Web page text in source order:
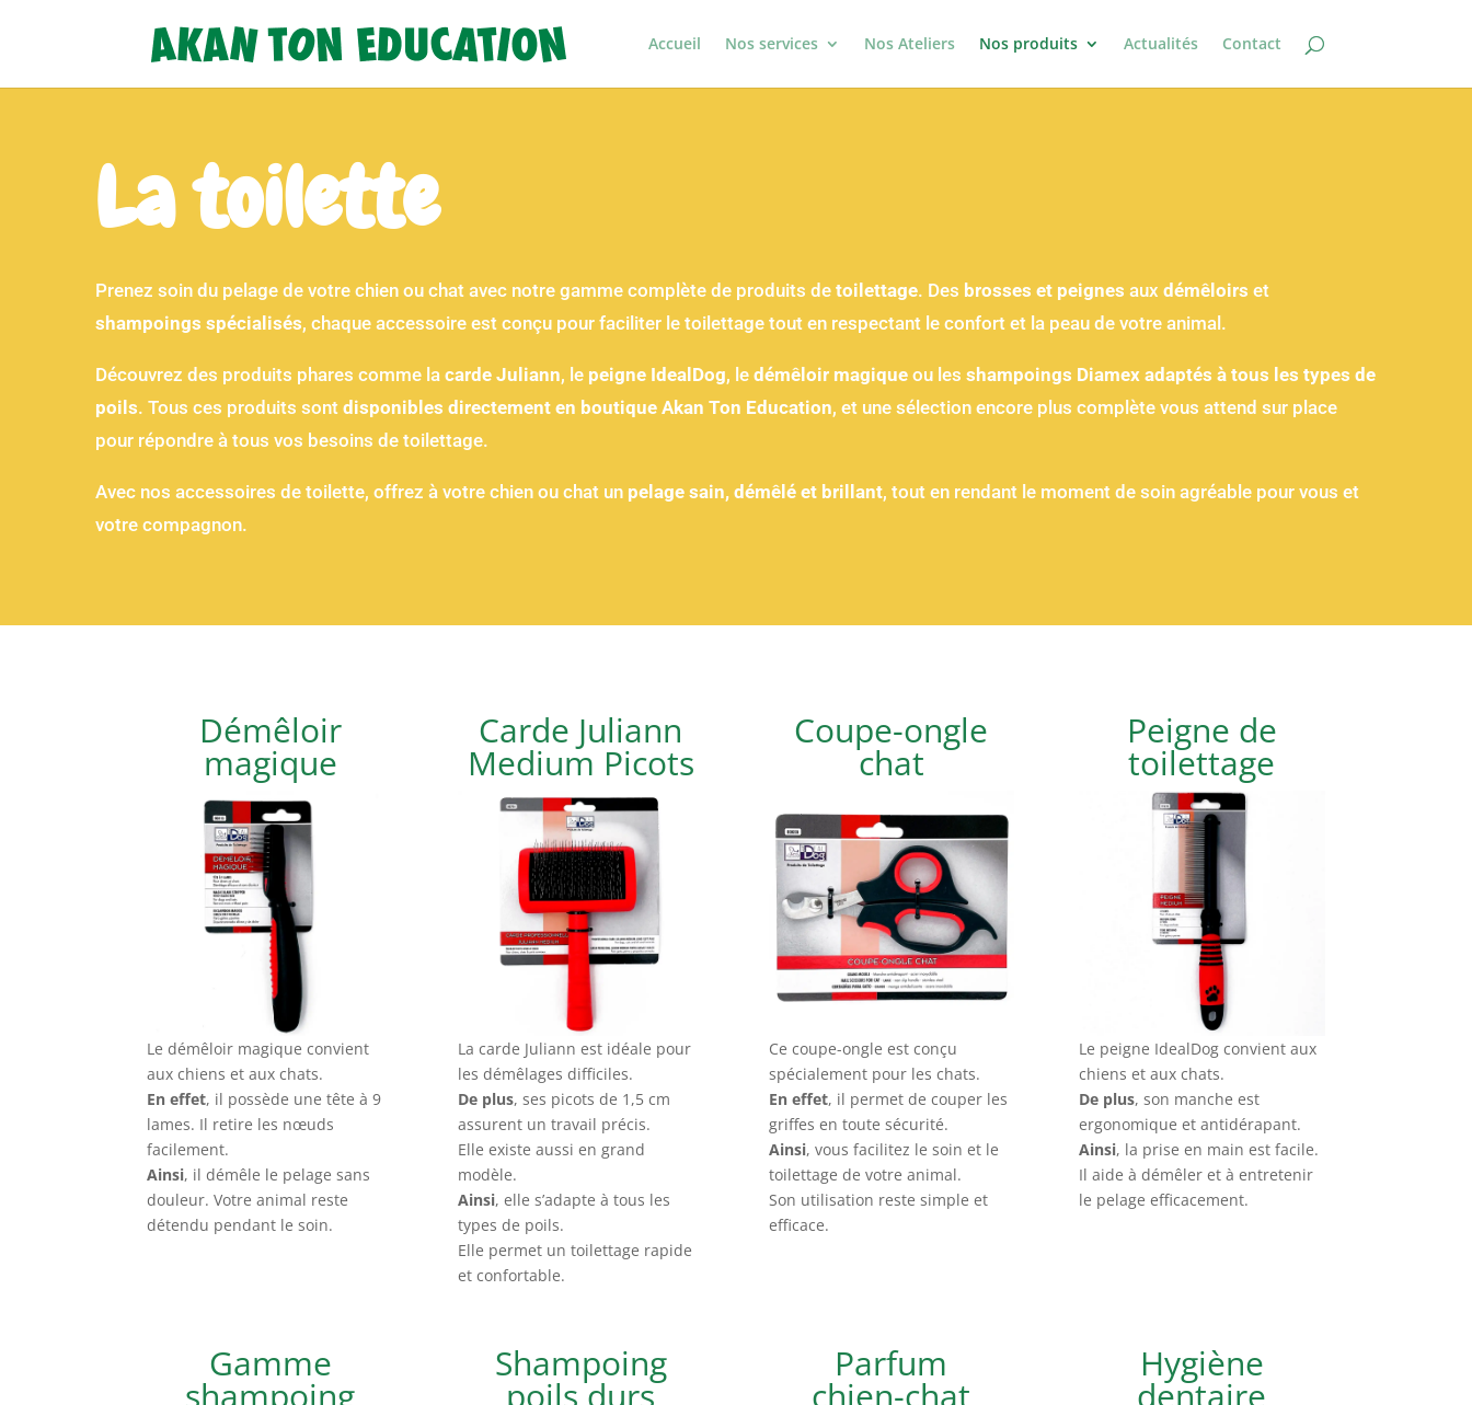
Accueil Nos services Nos Ateliers Nos produits Actualités Contact
La toilette
Prenez soin du pelage de votre chien ou chat avec notre gamme complète de produits de toilettage. Des brosses et peignes aux démêloirs et
shampoings spécialisés, chaque accessoire est conçu pour faciliter le toilettage tout en respectant le confort et la peau de votre animal.
Découvrez des produits phares comme la carde Juliann, le peigne IdealDog, le démêloir magique ou les shampoings Diamex adaptés à tous les types de
poils. Tous ces produits sont disponibles directement en boutique Akan Ton Education, et une sélection encore plus complète vous attend sur place
pour répondre à tous vos besoins de toilettage.
Avec nos accessoires de toilette, offrez à votre chien ou chat un pelage sain, démêlé et brillant, tout en rendant le moment de soin agréable pour vous et
votre compagnon.
Démêloir
magique
Le démêloir magique convient
aux chiens et aux chats.
En effet, il possède une tête à 9
lames. Il retire les nœuds
facilement.
Ainsi, il démêle le pelage sans
douleur. Votre animal reste
détendu pendant le soin.
Carde Juliann
Medium Picots
La carde Juliann est idéale pour
les démêlages difficiles.
De plus, ses picots de 1,5 cm
assurent un travail précis.
Elle existe aussi en grand
modèle.
Ainsi, elle s’adapte à tous les
types de poils.
Elle permet un toilettage rapide
et confortable.
Coupe-ongle
chat
Ce coupe-ongle est conçu
spécialement pour les chats.
En effet, il permet de couper les
griffes en toute sécurité.
Ainsi, vous facilitez le soin et le
toilettage de votre animal.
Son utilisation reste simple et
efficace.
Peigne de
toilettage
Le peigne IdealDog convient aux
chiens et aux chats.
De plus, son manche est
ergonomique et antidérapant.
Ainsi, la prise en main est facile.
Il aide à démêler et à entretenir
le pelage efficacement.
Gamme
shampoing
Shampoing
poils durs
Parfum
chien-chat
Hygiène
dentaire